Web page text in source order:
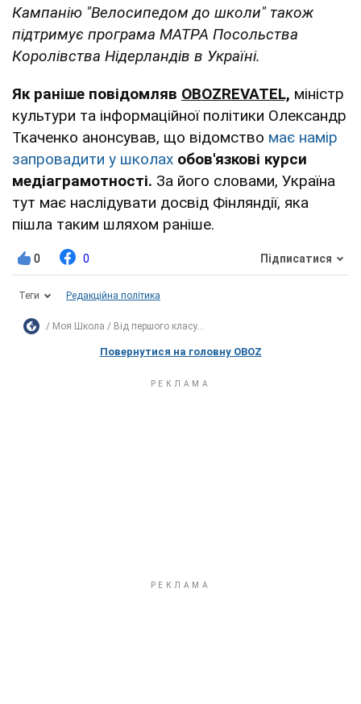
Кампанію "Велосипедом до школи" також
підтримує програма МАТРА Посольства
Королівства Нідерландів в Україні.
Як раніше повідомляв OBOZREVATEL, міністр
культури та інформаційної політики Олександр
Ткаченко анонсував, що відомство має намір
запровадити у школах обов'язкові курси
медіаграмотності. За його словами, Україна
тут має наслідувати досвід Фінляндії, яка
пішла таким шляхом раніше.
0 0 Підписатися
Теги Редакційна політика
Моя Школа Від першого класу...
Повернутися на головну OBOZ